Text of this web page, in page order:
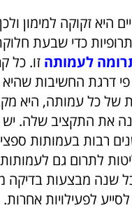
היא זקוקה למימון
כדי שבעת
לעמותה זו. כל
דרגת החשיבות
של כל עמותה, היא
את התקציב שלה. יש
רבות בעמותות
לתרום גם לעמותות
שנה מבצעות בדיקה
לפעילויות אחרות.